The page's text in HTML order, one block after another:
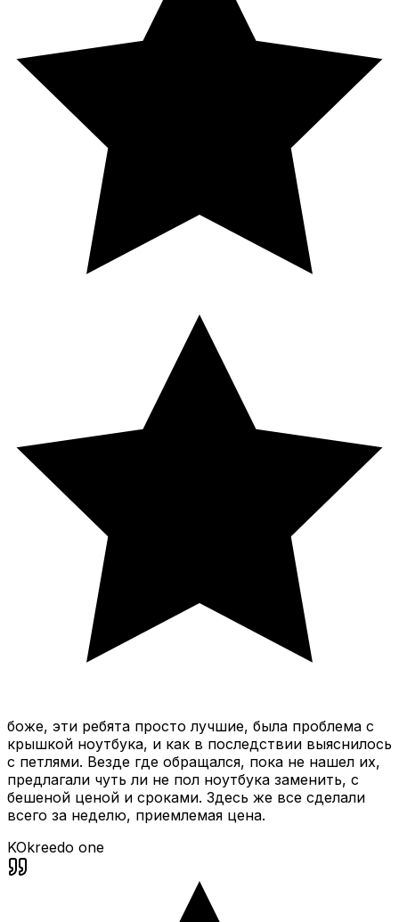
боже, эти ребята просто лучшие, была проблема с
крышкой ноутбука, и как в последствии выяснилось
с петлями. Везде где обращался, пока не нашел их,
предлагали чуть ли не пол ноутбука заменить, с
бешеной ценой и сроками. Здесь же все сделали
всего за неделю, приемлемая цена.
KOkreedo one